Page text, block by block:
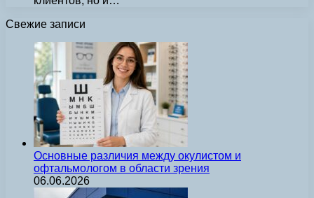
Свежие записи
Основные различия между окулистом и
офтальмологом в области зрения
06.06.2026